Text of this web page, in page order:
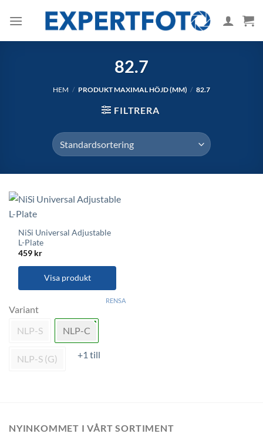
82.7
HEM / PRODUKT MAXIMAL HÖJD (MM) / 82.7
FILTRERA
NiSi Universal Adjustable
L-Plate
459 kr
Visa produkt
här
produkten
har
varianter.
på
Variant
NLP-S
NLP-C
NLP-S (G) +1 till
RENSA
NYINKOMMET I VÅRT SORTIMENT